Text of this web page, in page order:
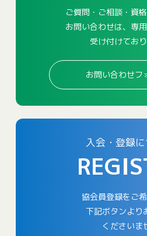
ご質問・ご相談・資
お問い合わせは、専
受け付けており
お問い合わせフ
入会・登録
協会員登録をご
下記ボタンより
くださいま